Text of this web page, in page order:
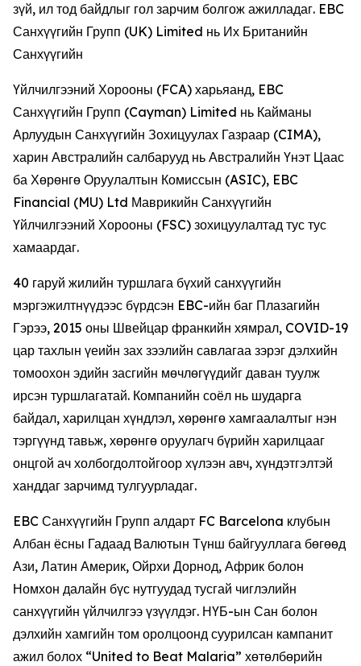
зүй, ил тод байдлыг гол зарчим болгож ажилладаг. EBC
Санхүүгийн Групп (UK) Limited нь Их Британийн
Санхүүгийн
Үйлчилгээний Хорооны (FCA) харьяанд, EBC
Санхүүгийн Групп (Cayman) Limited нь Кайманы
Арлуудын Санхүүгийн Зохицуулах Газраар (CIMA),
харин Австралийн салбарууд нь Австралийн Үнэт Цаас
ба Хөрөнгө Оруулалтын Комиссын (ASIC), EBC
Financial (MU) Ltd Маврикийн Санхүүгийн
Үйлчилгээний Хорооны (FSC) зохицуулалтад тус тус
хамаардаг.
40 гаруй жилийн туршлага бүхий санхүүгийн
мэргэжилтнүүдээс бүрдсэн EBC-ийн баг Плазагийн
Гэрээ, 2015 оны Швейцар франкийн хямрал, COVID-19
цар тахлын үеийн зах зээлийн савлагаа зэрэг дэлхийн
томоохон эдийн засгийн мөчлөгүүдийг даван туулж
ирсэн туршлагатай. Компанийн соёл нь шударга
байдал, харилцан хүндлэл, хөрөнгө хамгаалалтыг нэн
тэргүүнд тавьж, хөрөнгө оруулагч бүрийн харилцааг
онцгой ач холбогдолтойгоор хүлээн авч, хүндэтгэлтэй
ханддаг зарчимд тулгуурладаг.
EBC Санхүүгийн Групп алдарт FC Barcelona клубын
Албан ёсны Гадаад Валютын Түнш байгууллага бөгөөд
Ази, Латин Америк, Ойрхи Дорнод, Африк болон
Номхон далайн бүс нутгуудад тусгай чиглэлийн
санхүүгийн үйлчилгээ үзүүлдэг. НҮБ-ын Сан болон
дэлхийн хамгийн том оролцоонд суурилсан кампанит
ажил болох “United to Beat Malaria” хөтөлбөрийн